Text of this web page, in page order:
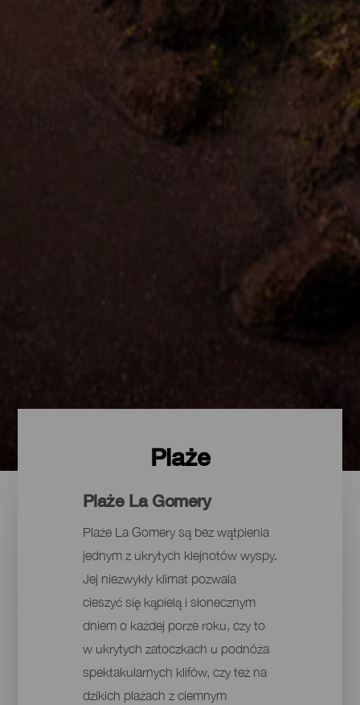
Plaże
Plaże La Gomery
Plaże La Gomery są bez wątpienia
jednym z ukrytych klejnotów wyspy.
Jej niezwykły klimat pozwala
cieszyć się kąpielą i słonecznym
dniem o każdej porze roku, czy to
w ukrytych zatoczkach u podnóża
spektakularnych klifów, czy też na
dzikich plażach z ciemnym